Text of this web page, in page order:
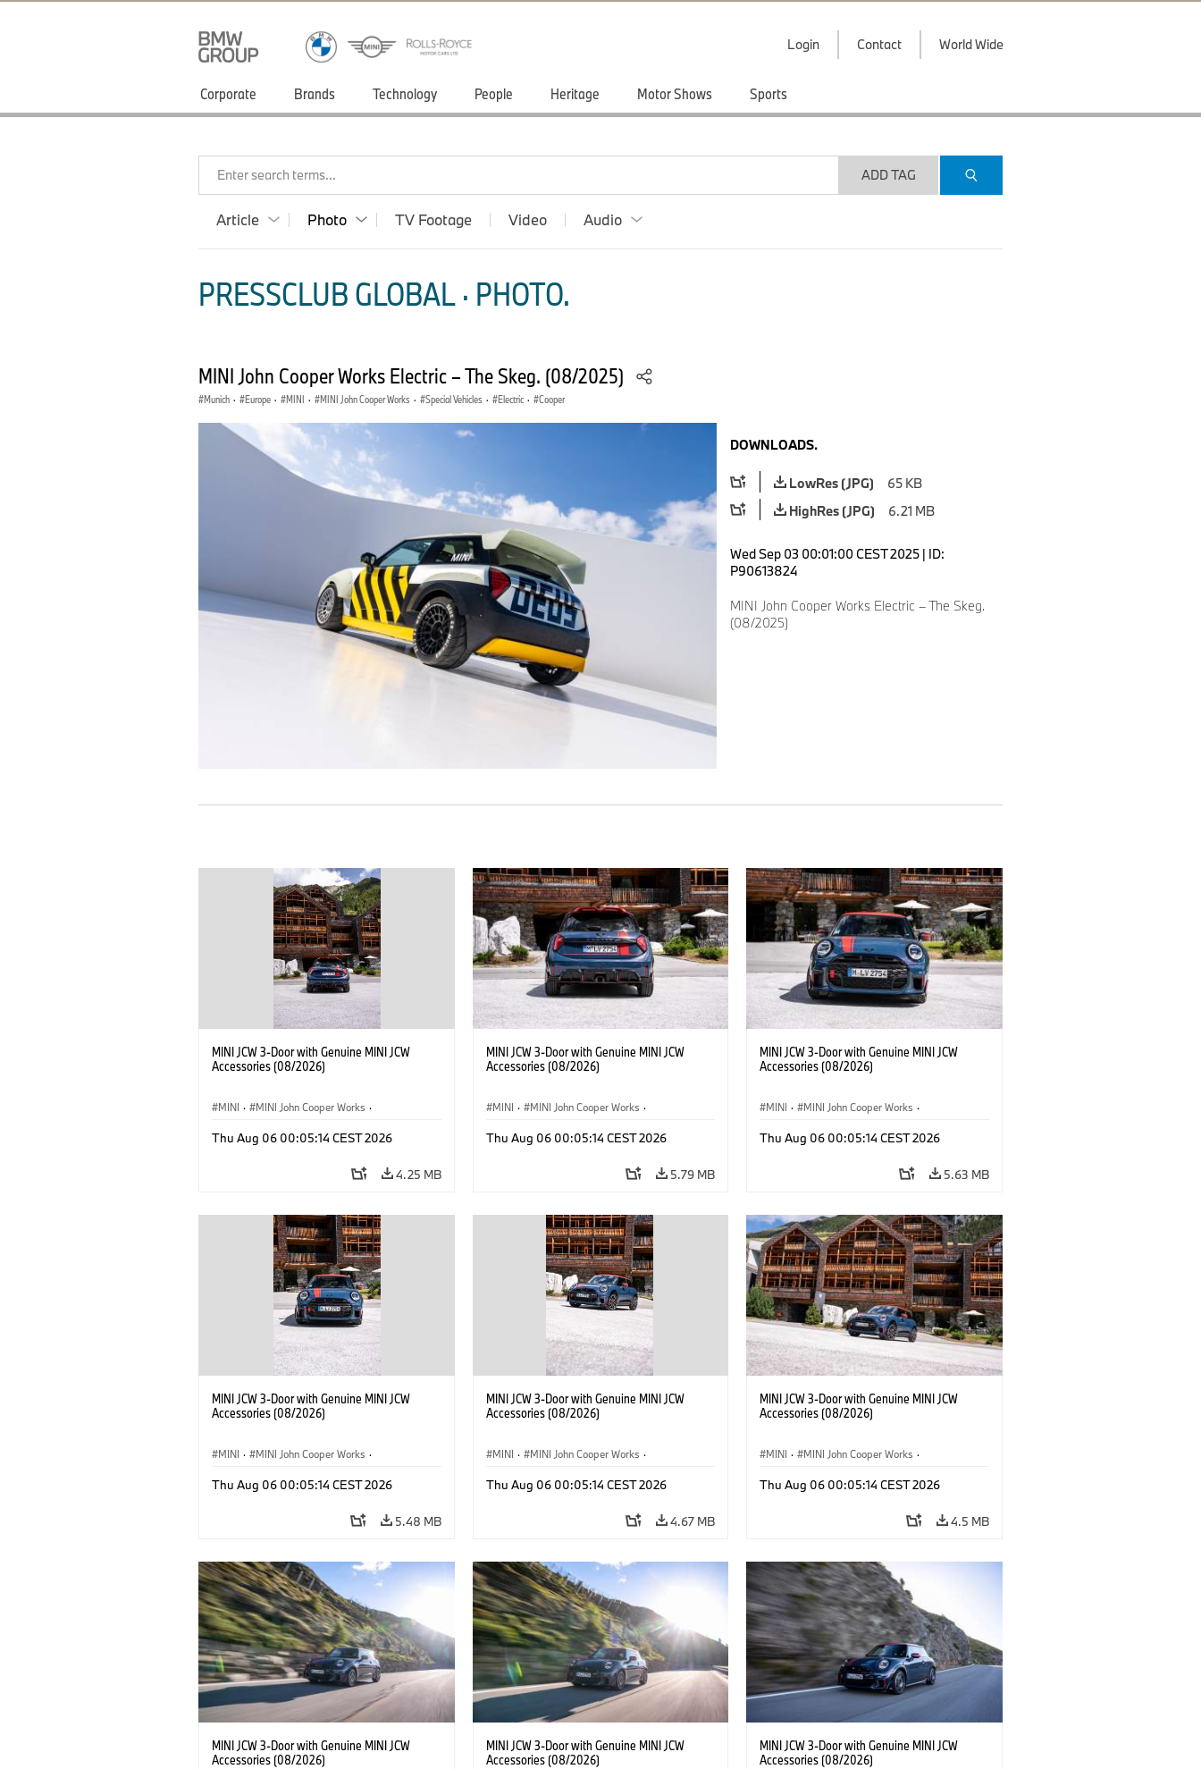
Login Contact World Wide
Corporate Brands Technology People Heritage Motor Shows Sports
Enter search terms... ADD TAG
Article Photo TV Footage Video Audio
PRESSCLUB GLOBAL · PHOTO.
MINI John Cooper Works Electric – The Skeg. (08/2025)
Munich · Europe · MINI · MINI John Cooper Works · Special Vehicles · Electric · Cooper
DOWNLOADS.
LowRes (JPG)
65 KB
HighRes (JPG)
6.21 MB
Wed Sep 03 00:01:00 CEST 2025 | ID:
P90613824
MINI John Cooper Works Electric – The Skeg.
(08/2025)
MINI JCW 3-Door with Genuine MINI JCW
Accessories (08/2026)
MINI · MINI John Cooper Works ·
Optional Extras, Accessories
Thu Aug 06 00:05:14 CEST 2026
4.25 MB
MINI JCW 3-Door with Genuine MINI JCW
Accessories (08/2026)
MINI · MINI John Cooper Works ·
Optional Extras, Accessories
Thu Aug 06 00:05:14 CEST 2026
5.79 MB
MINI JCW 3-Door with Genuine MINI JCW
Accessories (08/2026)
MINI · MINI John Cooper Works ·
Optional Extras, Accessories
Thu Aug 06 00:05:14 CEST 2026
5.63 MB
MINI JCW 3-Door with Genuine MINI JCW
Accessories (08/2026)
MINI · MINI John Cooper Works ·
Optional Extras, Accessories
Thu Aug 06 00:05:14 CEST 2026
5.48 MB
MINI JCW 3-Door with Genuine MINI JCW
Accessories (08/2026)
MINI · MINI John Cooper Works ·
Optional Extras, Accessories
Thu Aug 06 00:05:14 CEST 2026
4.67 MB
MINI JCW 3-Door with Genuine MINI JCW
Accessories (08/2026)
MINI · MINI John Cooper Works ·
Optional Extras, Accessories
Thu Aug 06 00:05:14 CEST 2026
4.5 MB
MINI JCW 3-Door with Genuine MINI JCW
Accessories (08/2026)
MINI JCW 3-Door with Genuine MINI JCW
Accessories (08/2026)
MINI JCW 3-Door with Genuine MINI JCW
Accessories (08/2026)